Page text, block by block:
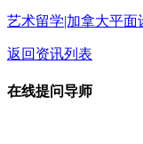
艺术留学|加拿大平面
返回资讯列表
在线提问导师